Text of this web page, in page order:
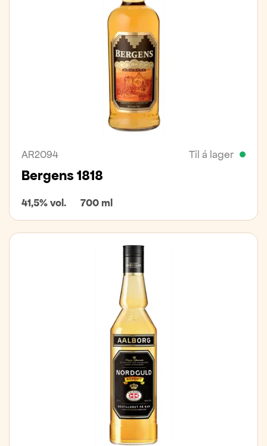
AR2094 Til á lager
Bergens 1818
41,5% vol. 700 ml